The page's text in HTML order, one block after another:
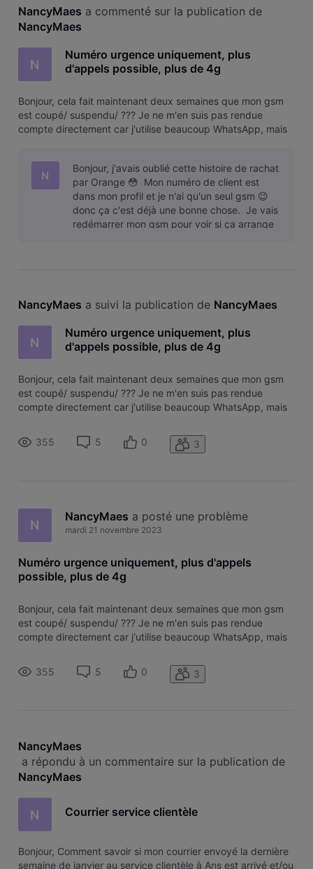
NancyMaes a commenté sur la publication de
NancyMaes
N
Numéro urgence uniquement, plus
d'appels possible, plus de 4g
Bonjour, cela fait maintenant deux semaines que mon gsm
est coupé/ suspendu/ ??? Je ne m'en suis pas rendue
compte directement car j'utilise beaucoup WhatsApp, mais
connecter à la
N
Bonjour, j'avais oublié cette histoire de rachat
par Orange 😳 Mon numéro de client est
dans mon profil et je n'ai qu'un seul gsm 😉
donc ça c'est déjà une bonne chose. Je vais
redémarrer mon gsm pour voir si ça arrange
NancyMaes a suivi la publication de NancyMaes
N
Numéro urgence uniquement, plus
d'appels possible, plus de 4g
Bonjour, cela fait maintenant deux semaines que mon gsm
est coupé/ suspendu/ ??? Je ne m'en suis pas rendue
compte directement car j'utilise beaucoup WhatsApp, mais
qu'il m'avait bloquée. Ensuite, plus possible plusieurs fois me
connecter à la
355 5 0 3
N
NancyMaes a posté une problème
mardi 21 novembre 2023
Numéro urgence uniquement, plus d'appels
possible, plus de 4g
Bonjour, cela fait maintenant deux semaines que mon gsm
est coupé/ suspendu/ ??? Je ne m'en suis pas rendue
compte directement car j'utilise beaucoup WhatsApp, mais
qu'il m'avait bloquée. Ensuite, plus possible plusieurs fois me
connecter à la
355 5 0 3
NancyMaes
a répondu à un commentaire sur la publication de
NancyMaes
N Courrier service clientèle
Bonjour, Comment savoir si mon courrier envoyé la dernière
semaine de janvier au service clientèle à Ans est arrivé et/ou